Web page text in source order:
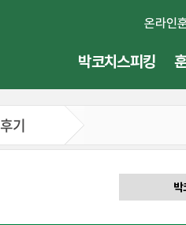
온라인
박코치스피킹
기
박